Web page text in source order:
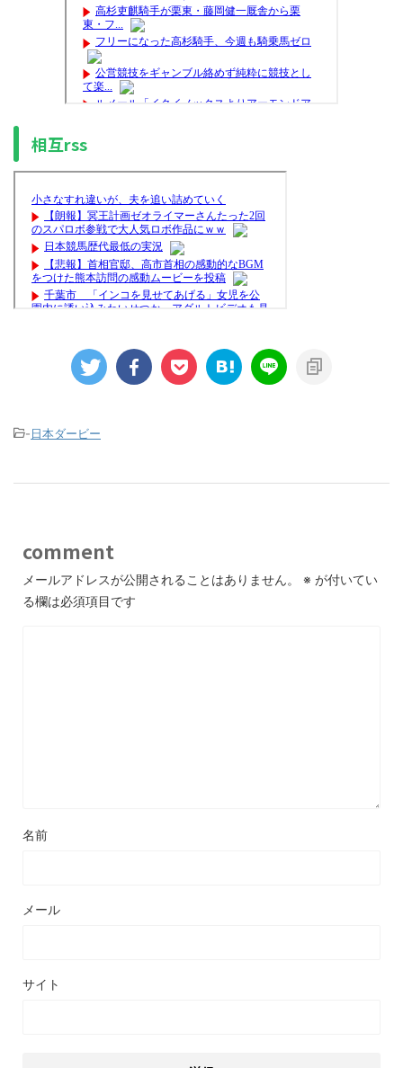
相互rss
-日本ダービー
comment
メールアドレスが公開されることはありません。 ※ が付いてい
る欄は必須項目です
名前
メール
サイト